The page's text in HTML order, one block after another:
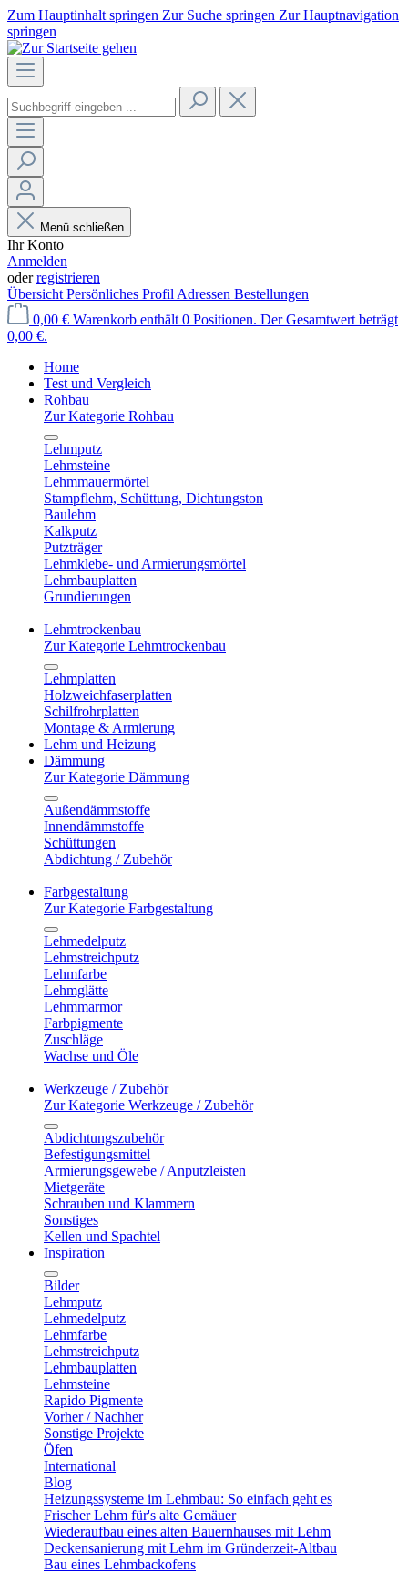
Zum Hauptinhalt springen Zur Suche springen Zur Hauptnavigation
springen
Menü schließen
Ihr Konto
Anmelden
oderregistrieren
Übersicht Persönliches Profil Adressen Bestellungen
0,00 € Warenkorb enthält 0 Positionen. Der Gesamtwert beträgt
0,00 €.
Home
Test und Vergleich
Rohbau
Zur Kategorie Rohbau
Lehmputz
Lehmsteine
Lehmmauermörtel
Stampflehm, Schüttung, Dichtungston
Baulehm
Kalkputz
Putzträger
Lehmklebe- und Armierungsmörtel
Lehmbauplatten
Grundierungen
Lehmtrockenbau
Zur Kategorie Lehmtrockenbau
Lehmplatten
Holzweichfaserplatten
Schilfrohrplatten
Montage & Armierung
Lehm und Heizung
Dämmung
Zur Kategorie Dämmung
Außendämmstoffe
Innendämmstoffe
Schüttungen
Abdichtung / Zubehör
Farbgestaltung
Zur Kategorie Farbgestaltung
Lehmedelputz
Lehmstreichputz
Lehmfarbe
Lehmglätte
Lehmmarmor
Farbpigmente
Zuschläge
Wachse und Öle
Werkzeuge / Zubehör
Zur Kategorie Werkzeuge / Zubehör
Abdichtungszubehör
Befestigungsmittel
Armierungsgewebe / Anputzleisten
Mietgeräte
Schrauben und Klammern
Sonstiges
Kellen und Spachtel
Inspiration
Bilder
Lehmputz
Lehmedelputz
Lehmfarbe
Lehmstreichputz
Lehmbauplatten
Lehmsteine
Rapido Pigmente
Vorher / Nachher
Sonstige Projekte
Öfen
International
Blog
Heizungssysteme im Lehmbau: So einfach geht es
Frischer Lehm für's alte Gemäuer
Wiederaufbau eines alten Bauernhauses mit Lehm
Deckensanierung mit Lehm im Gründerzeit-Altbau
Bau eines Lehmbackofens